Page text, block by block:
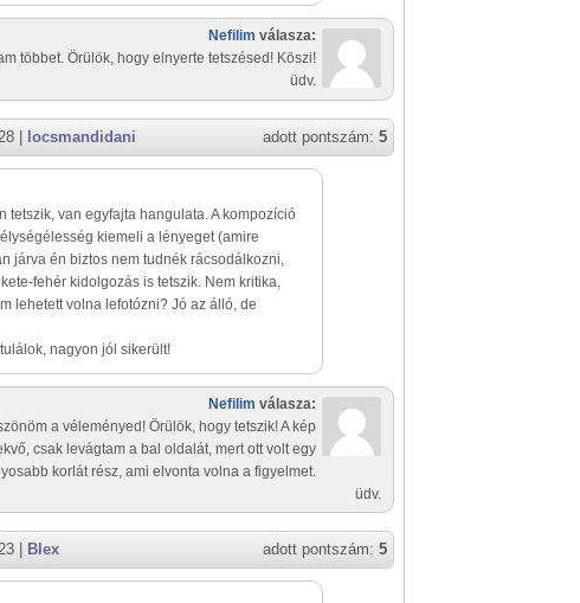
Nefilim válasza:
többet. Örülök, hogy elnyerte tetszésed! Köszi!
üdv.
adott pontszám: 5
| locsmandidani
tetszik, van egyfajta hangulata. A kompozíció
kiemeli a lényeget (amire
járva én biztos nem tudnék rácsodálkozni,
fehér kidolgozás is tetszik. Nem kritika,
lehetett volna lefotózni? Jó az álló, de
nagyon jól sikerült!
Nefilim válasza:
a véleményed! Örülök, hogy tetszik! A kép
csak levágtam a bal oldalát, mert ott volt egy
korlát rész, ami elvonta volna a figyelmet.
üdv.
adott pontszám: 5
| Blex